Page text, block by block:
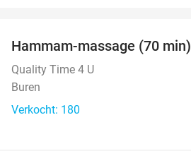
OUT
Hammam-massage (70 min)
Quality Time 4 U
Buren
Verkocht: 180